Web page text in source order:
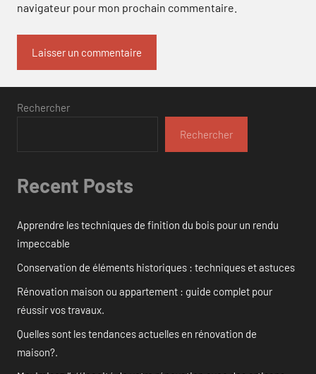
navigateur pour mon prochain commentaire.
Rechercher
Rechercher
Recent Posts
Apprendre les techniques de finition du bois pour un rendu
impeccable
Conservation de éléments historiques : techniques et astuces
Rénovation maison ou appartement : guide complet pour
réussir vos travaux.
Quelles sont les tendances actuelles en rénovation de
maison?.